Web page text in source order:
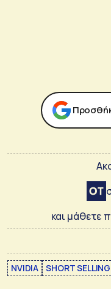
και μάθετε
NVIDIA SHORT SELLING